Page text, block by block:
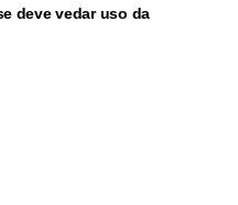
deve vedar uso da